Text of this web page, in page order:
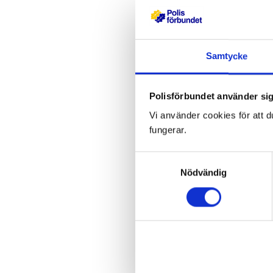
Samtycke
Polisförbundet använder
Vi använder cookies för att
fungerar.
Nödvändig
tryggare och
självklart att
och
Marschen är
the
Center och
Utbildningen
bekämpa